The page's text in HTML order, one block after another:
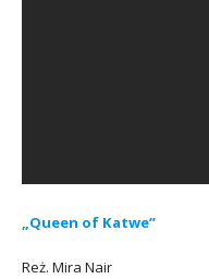
„Queen of Katwe”
Reż. Mira Nair